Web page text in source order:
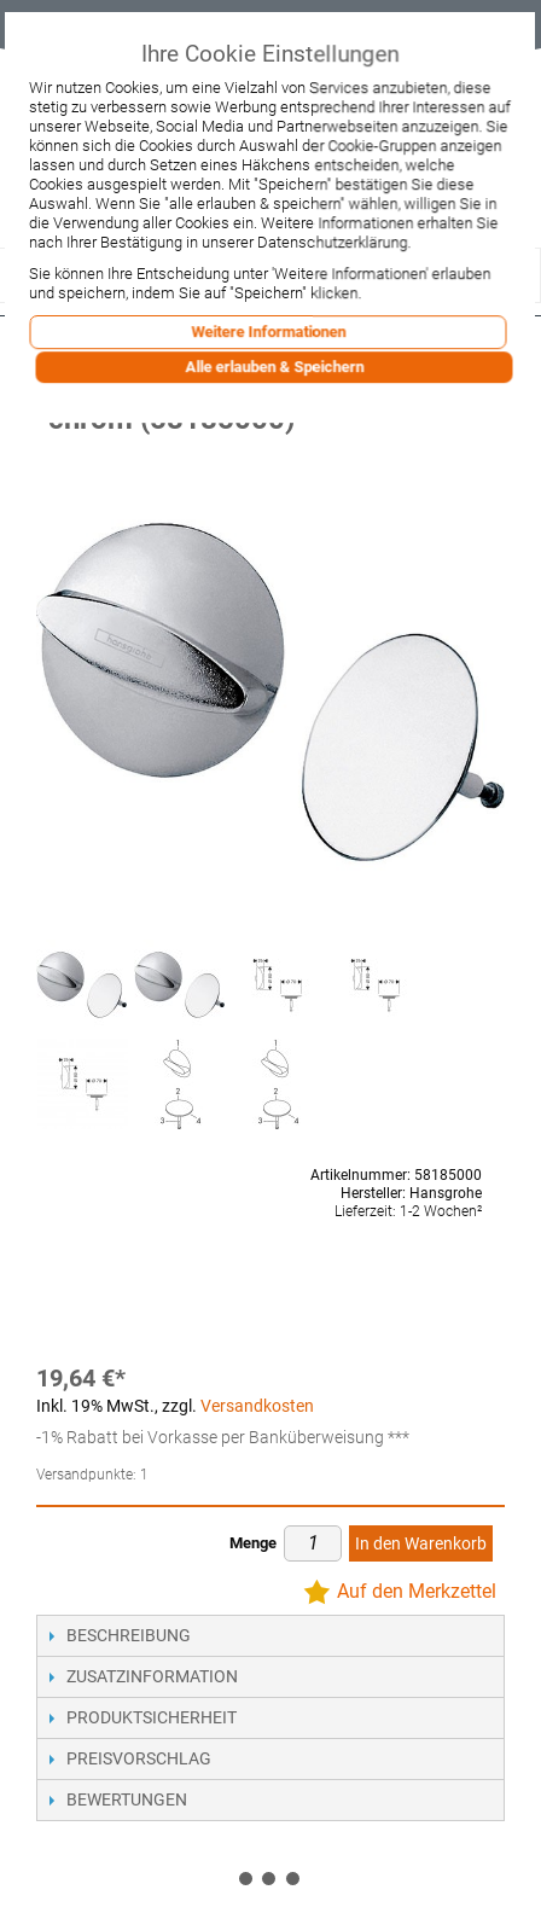
Beratung & Verkauf
+49 37467 66944
Montag - Freitag:
10:00 - 12:00 Uhr
13:00 - 16:00 Uhr
Samstag:
9:00 - 12:00 Uhr
Lieferzeitanfrage Widerruf
Hansgrohe Ab-u.Überlaufgarnitur
Flexaplus F-Set (Griff u.Stopfen)
chrom (58185000)
Artikelnummer: 58185000
Hersteller: Hansgrohe
Lieferzeit: 1-2 Wochen²
19,64 €
Inkl. 19% MwSt., zzgl. Versandkosten
-1% Rabatt bei Vorkasse per Banküberweisung ***
Versandpunkte: 1
Menge In den Warenkorb
Auf den Merkzettel
BESCHREIBUNG
ZUSATZINFORMATION
PRODUKTSICHERHEIT
PREISVORSCHLAG
BEWERTUNGEN
Ihre Cookie Einstellungen
Wir nutzen Cookies, um eine Vielzahl von Services anzubieten, diese
stetig zu verbessern sowie Werbung entsprechend Ihrer Interessen auf
unserer Webseite, Social Media und Partnerwebseiten anzuzeigen. Sie
können sich die Cookies durch Auswahl der Cookie-Gruppen anzeigen
lassen und durch Setzen eines Häkchens entscheiden, welche
Cookies ausgespielt werden. Mit "Speichern" bestätigen Sie diese
Auswahl. Wenn Sie "alle erlauben & speichern" wählen, willigen Sie in
die Verwendung aller Cookies ein. Weitere Informationen erhalten Sie
nach Ihrer Bestätigung in unserer Datenschutzerklärung.
Sie können Ihre Entscheidung unter 'Weitere Informationen' erlauben
und speichern, indem Sie auf "Speichern" klicken.
Weitere Informationen
Alle erlauben & Speichern